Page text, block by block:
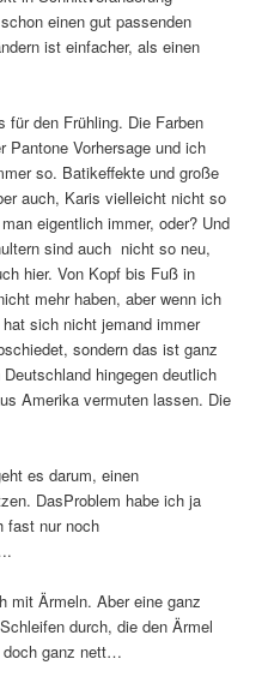
einen gut passenden
ist einfacher, als einen
für den Frühling. Die Farben
Pantone Vorhersage und ich
so. Batikeffekte und große
auch, Karis vielleicht nicht so
eigentlich immer, oder? Und
sind auch nicht so neu,
hier. Von Kopf bis Fuß in
mehr haben, aber wenn ich
sich nicht jemand immer
sondern das ist ganz
hingegen deutlich
Amerika vermuten lassen. Die
es darum, einen
DasProblem habe ich ja
fast nur noch
mit Ärmeln. Aber eine ganz
durch, die den Ärmel
doch ganz nett…